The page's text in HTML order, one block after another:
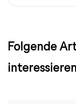
Folgende
interessieren